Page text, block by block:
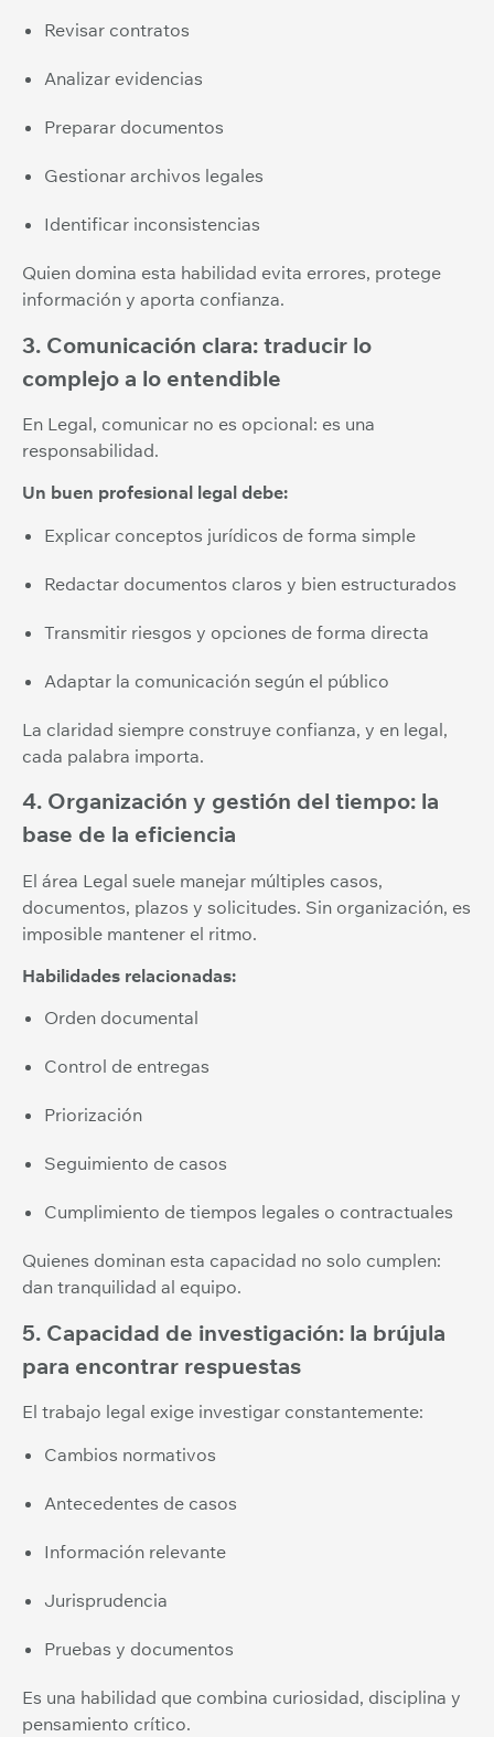
Revisar contratos
Analizar evidencias
Preparar documentos
Gestionar archivos legales
Identificar inconsistencias
Quien domina esta habilidad evita errores, protege
información y aporta confianza.
3. Comunicación clara: traducir lo
complejo a lo entendible
En Legal, comunicar no es opcional: es una
responsabilidad.
Un buen profesional legal debe:
Explicar conceptos jurídicos de forma simple
Redactar documentos claros y bien estructurados
Transmitir riesgos y opciones de forma directa
Adaptar la comunicación según el público
La claridad siempre construye confianza, y en legal,
cada palabra importa.
4. Organización y gestión del tiempo: la
base de la eficiencia
El área Legal suele manejar múltiples casos,
documentos, plazos y solicitudes. Sin organización, es
imposible mantener el ritmo.
Habilidades relacionadas:
Orden documental
Control de entregas
Priorización
Seguimiento de casos
Cumplimiento de tiempos legales o contractuales
Quienes dominan esta capacidad no solo cumplen:
dan tranquilidad al equipo.
5. Capacidad de investigación: la brújula
para encontrar respuestas
El trabajo legal exige investigar constantemente:
Cambios normativos
Antecedentes de casos
Información relevante
Jurisprudencia
Pruebas y documentos
Es una habilidad que combina curiosidad, disciplina y
pensamiento crítico.